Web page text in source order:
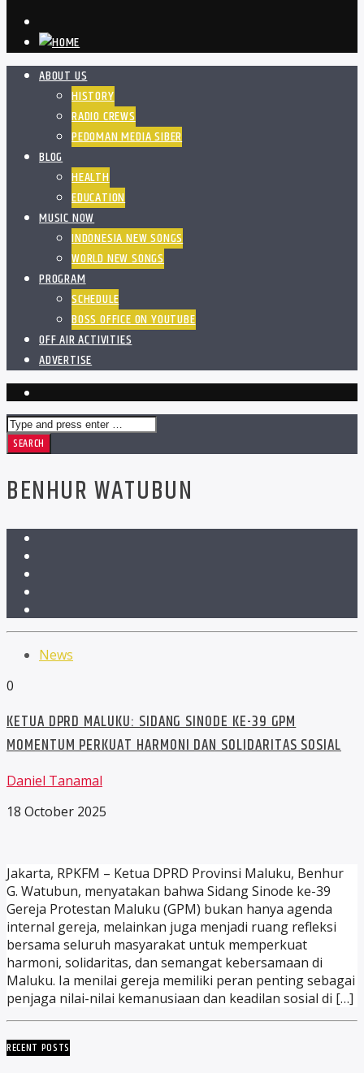
ABOUT US
HISTORY
RADIO CREWS
PEDOMAN MEDIA SIBER
BLOG
HEALTH
EDUCATION
MUSIC NOW
INDONESIA NEW SONGS
WORLD NEW SONGS
PROGRAM
SCHEDULE
BOSS OFFICE ON YOUTUBE
OFF AIR ACTIVITIES
ADVERTISE
BENHUR WATUBUN
News
0
KETUA DPRD MALUKU: SIDANG SINODE KE-39 GPM
MOMENTUM PERKUAT HARMONI DAN SOLIDARITAS SOSIAL
Daniel Tanamal
18 October 2025
Jakarta, RPKFM – Ketua DPRD Provinsi Maluku, Benhur
G. Watubun, menyatakan bahwa Sidang Sinode ke-39
Gereja Protestan Maluku (GPM) bukan hanya agenda
internal gereja, melainkan juga menjadi ruang refleksi
bersama seluruh masyarakat untuk memperkuat
harmoni, solidaritas, dan semangat kebersamaan di
Maluku. Ia menilai gereja memiliki peran penting sebagai
penjaga nilai-nilai kemanusiaan dan keadilan sosial di […]
RECENT POSTS